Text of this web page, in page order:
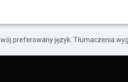
preferowany język. Tłumaczenia